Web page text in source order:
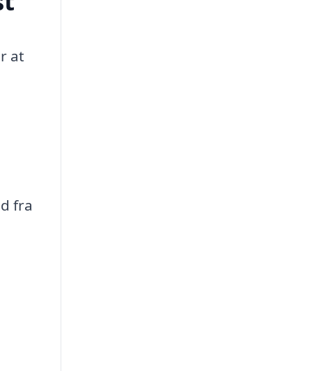
at
fra